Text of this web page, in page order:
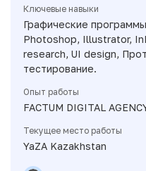
Ключевые навыки
Графические
Photoshop, Illustrator,
research, UI design,
тестирование.
Опыт работы
FACTUM DIGITAL
Текущее место работы
YaZA Kazakhstan